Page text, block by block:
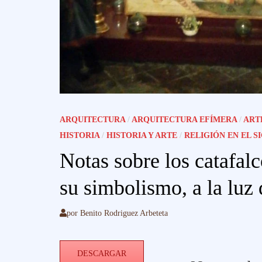
ARQUITECTURA / ARQUITECTURA EFÍMERA /
HISTORIA / HISTORIA Y ARTE / RELIGIÓN EN EL
Notas sobre los
su simbolismo, a la luz
por Benito Rodriguez Arbeteta
DESCARGAR